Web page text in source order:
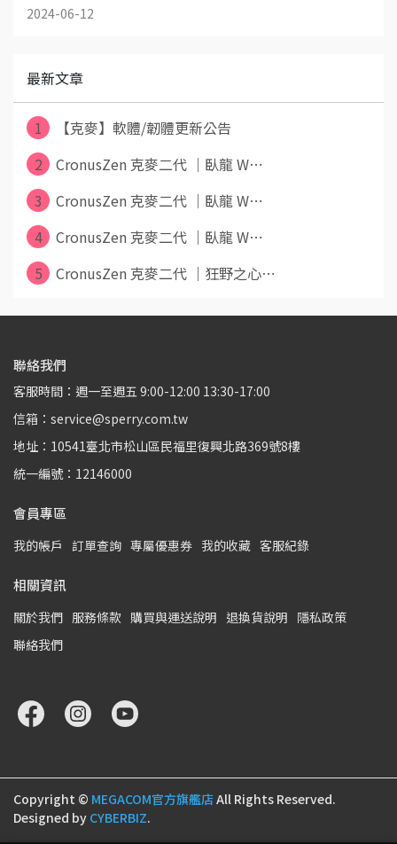
2024-06-12
最新文章
1
【克麥】軟體/韌體更新公告
2
CronusZen 克麥二代 ｜臥龍 W⋯
3
CronusZen 克麥二代 ｜臥龍 W⋯
4
CronusZen 克麥二代 ｜臥龍 W⋯
5
CronusZen 克麥二代 ｜狂野之心⋯
聯絡我們
客服時間：週一至週五 9:00-12:00 13:30-17:00
信箱：service@sperry.com.tw
地址：10541臺北市松山區民福里復興北路369號8樓
統一編號：12146000
會員專區
我的帳戶 訂單查詢 專屬優惠券 我的收藏 客服紀錄
相關資訊
關於我們 服務條款 購買與運送說明 退換貨說明 隱私政策
聯絡我們
Copyright © MEGACOM官方旗艦店All Rights Reserved.
Designed by CYBERBIZ.